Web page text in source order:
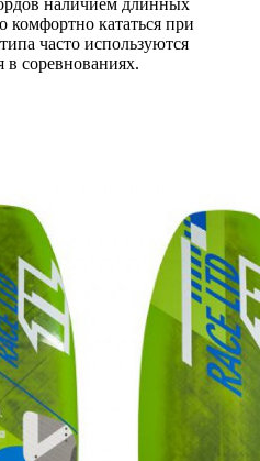
кататься при
часто используются
в соревнованиях.